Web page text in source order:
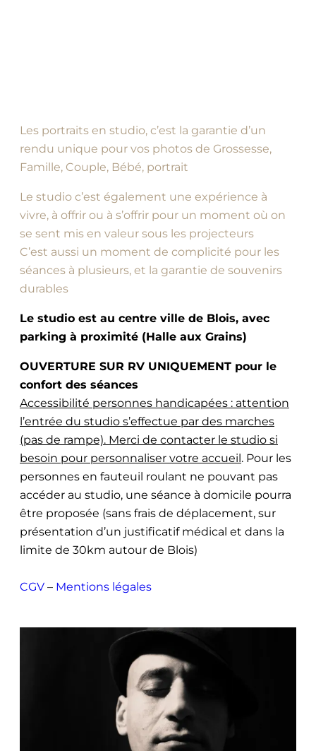
Les portraits en studio, c’est la garantie d’un
rendu unique pour vos photos de Grossesse,
Famille, Couple, Bébé, portrait
Le studio c’est également une expérience à
vivre, à offrir ou à s’offrir pour un moment où on
se sent mis en valeur sous les projecteurs
C’est aussi un moment de complicité pour les
séances à plusieurs, et la garantie de souvenirs
durables
Le studio est au centre ville de Blois, avec
parking à proximité (Halle aux Grains)
OUVERTURE SUR RV UNIQUEMENT pour le
confort des séances
Accessibilité personnes handicapées : attention
l’entrée du studio s’effectue par des marches
(pas de rampe). Merci de contacter le studio si
besoin pour personnaliser votre accueil. Pour les
personnes en fauteuil roulant ne pouvant pas
accéder au studio, une séance à domicile pourra
être proposée (sans frais de déplacement, sur
présentation d’un justificatif médical et dans la
limite de 30km autour de Blois)
CGV – Mentions légales